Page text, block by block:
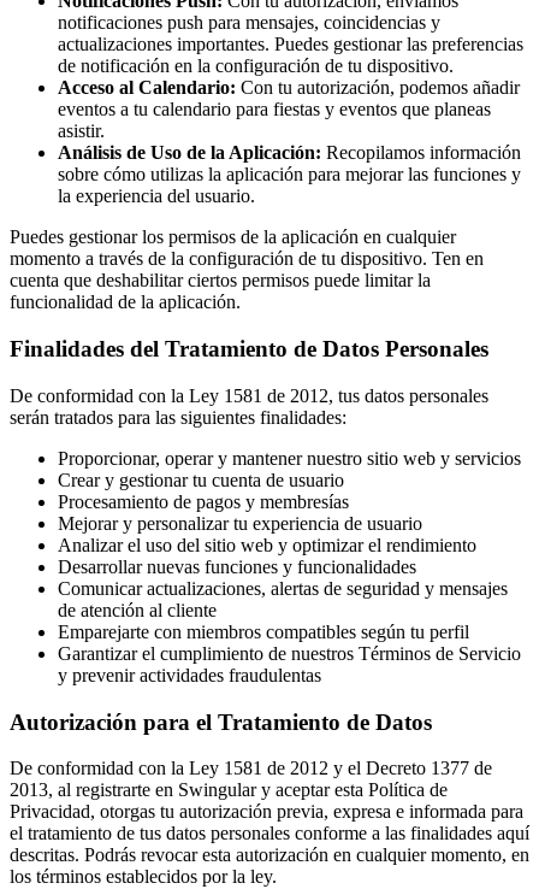
notificaciones push para mensajes, coincidencias y
actualizaciones importantes. Puedes gestionar las preferencias
de notificación en la configuración de tu dispositivo.
Acceso al Calendario: Con tu autorización, podemos añadir
eventos a tu calendario para fiestas y eventos que planeas
asistir.
Análisis de Uso de la Aplicación: Recopilamos información
sobre cómo utilizas la aplicación para mejorar las funciones y
la experiencia del usuario.
Puedes gestionar los permisos de la aplicación en cualquier
momento a través de la configuración de tu dispositivo. Ten en
cuenta que deshabilitar ciertos permisos puede limitar la
funcionalidad de la aplicación.
Finalidades del Tratamiento de Datos Personales
De conformidad con la Ley 1581 de 2012, tus datos personales
serán tratados para las siguientes finalidades:
Proporcionar, operar y mantener nuestro sitio web y servicios
Crear y gestionar tu cuenta de usuario
Procesamiento de pagos y membresías
Mejorar y personalizar tu experiencia de usuario
Analizar el uso del sitio web y optimizar el rendimiento
Desarrollar nuevas funciones y funcionalidades
Comunicar actualizaciones, alertas de seguridad y mensajes
de atención al cliente
Emparejarte con miembros compatibles según tu perfil
Garantizar el cumplimiento de nuestros Términos de Servicio
y prevenir actividades fraudulentas
Autorización para el Tratamiento de Datos
De conformidad con la Ley 1581 de 2012 y el Decreto 1377 de
2013, al registrarte en Swingular y aceptar esta Política de
Privacidad, otorgas tu autorización previa, expresa e informada para
el tratamiento de tus datos personales conforme a las finalidades aquí
descritas. Podrás revocar esta autorización en cualquier momento, en
los términos establecidos por la ley.